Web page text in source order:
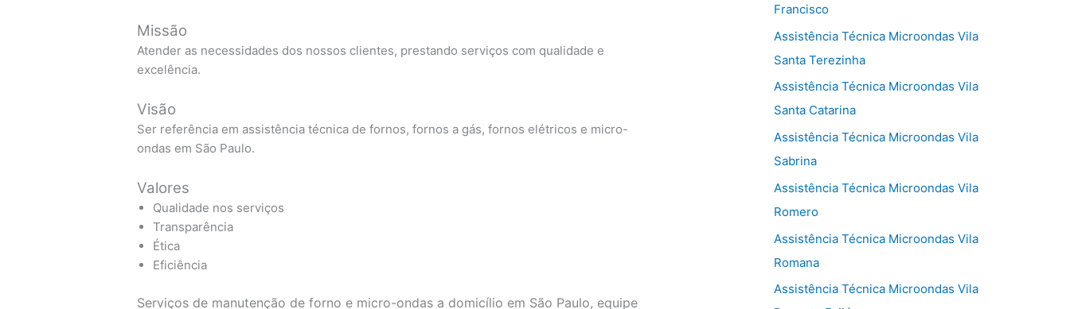
Missão
Atender as necessidades dos nossos clientes, prestando serviços com qualidade e
excelência.
Visão
Ser referência em assistência técnica de fornos, fornos a gás, fornos elétricos e micro-
ondas em São Paulo.
Valores
Qualidade nos serviços
Transparência
Ética
Eficiência
Serviços de manutenção de forno e micro-ondas a domicílio em São Paulo, equipe
Francisco
Assistência Técnica Microondas Vila
Santa Terezinha
Assistência Técnica Microondas Vila
Santa Catarina
Assistência Técnica Microondas Vila
Sabrina
Assistência Técnica Microondas Vila
Romero
Assistência Técnica Microondas Vila
Romana
Assistência Técnica Microondas Vila